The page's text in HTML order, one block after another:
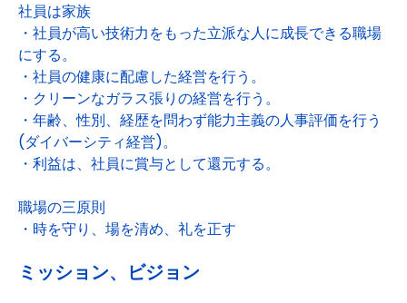
社員は家族
・社員が高い技術力をもった立派な人に成長できる職場
にする。
・社員の健康に配慮した経営を行う。
・クリーンなガラス張りの経営を行う。
・年齢、性別、経歴を問わず能力主義の人事評価を行う
(ダイバーシティ経営)。
・利益は、社員に賞与として還元する。
職場の三原則
・時を守り、場を清め、礼を正す
ミッション、ビジョン